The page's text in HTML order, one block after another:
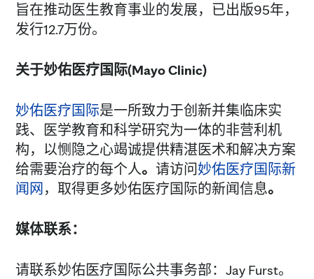
旨在推动医生教育事业的发展，已出版95年，
发行12.7万份。
关于妙佑医疗国际(Mayo Clinic)
妙佑医疗国际是一所致力于创新并集临床实
践、医学教育和科学研究为一体的非营利机
构，以恻隐之心竭诚提供精湛医术和解决方案
给需要治疗的每个人。 请访问妙佑医疗国际新
闻网 ，取得更多妙佑医疗国际的新闻信息。
媒体联系：
请联系妙佑医疗国际公共事务部： Jay Furst。